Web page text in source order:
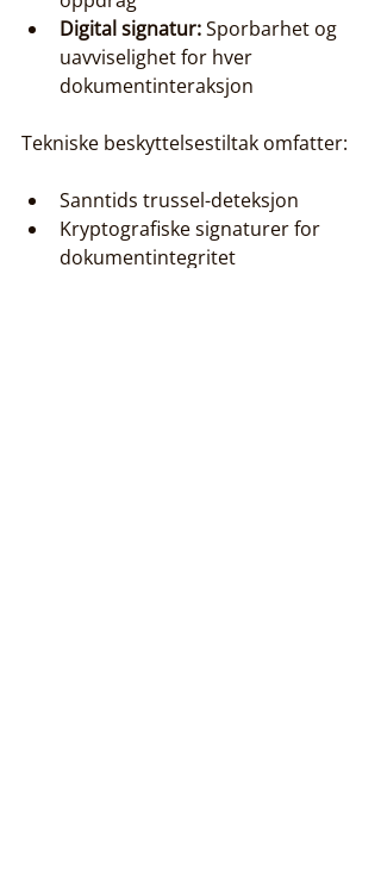
Digital signatur: Sporbarhet og
uavviselighet for hver
dokumentinteraksjon
Tekniske beskyttelsestiltak omfatter:
Sanntids trussel-deteksjon
Kryptografiske signaturer for
dokumentintegritet